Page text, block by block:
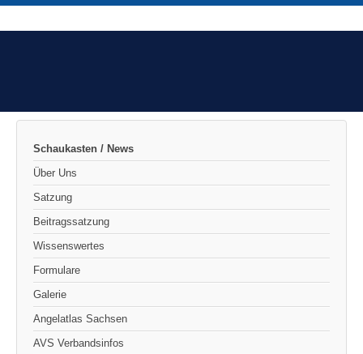
Schaukasten / News
Über Uns
Satzung
Beitragssatzung
Wissenswertes
Formulare
Galerie
Angelatlas Sachsen
AVS Verbandsinfos